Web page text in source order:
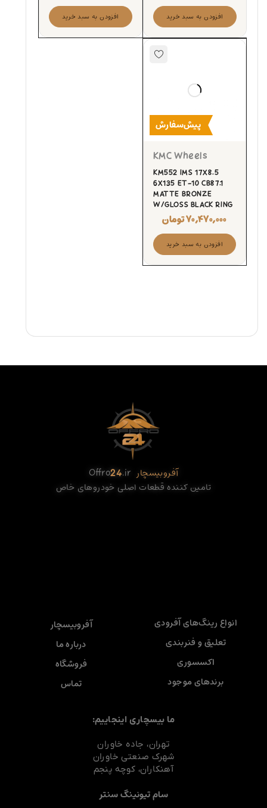
افزودن به سبد خرید افزودن به سبد خرید
پیش‌سفارش
KMC Wheels
KM552 IMS 17X8.5
6X135 ET-10 CB87.1
MATTE BRONZE
W/GLOSS BLACK RING
۷۰,۴۷۰,۰۰۰تومان
افزودن به سبد خرید
آفروبیسچار Offro24.ir
تامین کننده قطعات اصلی خودروهای خاص
انواع رینگ‌های آفرودی
تعلیق و فنربندی
اکسسوری
برندهای موجود
آفروبیسچار
درباره ما
فروشگاه
تماس
ما بیسچاری اینجاییم:
تهران، جاده خاوران
شهرک صنعتی خاوران
آهنکاران، کوچه پنجم
سام تیونینگ سنتر